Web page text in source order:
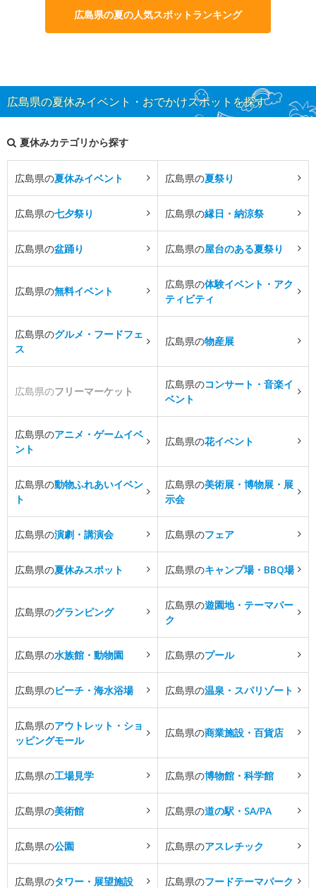
広島県の夏の人気スポットランキング
広島県の夏休みイベント・おでかけスポットを探す
夏休みカテゴリから探す
広島県の夏休みイベント 広島県の夏祭り
広島県の七夕祭り 広島県の縁日・納涼祭
広島県の盆踊り 広島県の屋台のある夏祭り
広島県の無料イベント
広島県の体験イベント・アク
ティビティ
広島県のグルメ・フードフェ
ス
広島県の物産展
広島県のフリーマーケット
広島県のコンサート・音楽イ
ベント
広島県のアニメ・ゲームイベ
ント
広島県の花イベント
広島県の動物ふれあいイベン
ト
広島県の美術展・博物展・展
示会
広島県の演劇・講演会 広島県のフェア
広島県の夏休みスポット 広島県のキャンプ場・BBQ場
広島県のグランピング
広島県の遊園地・テーマパー
ク
広島県の水族館・動物園 広島県のプール
広島県のビーチ・海水浴場 広島県の温泉・スパリゾート
広島県のアウトレット・ショ
ッピングモール
広島県の商業施設・百貨店
広島県の工場見学 広島県の博物館・科学館
広島県の美術館 広島県の道の駅・SA/PA
広島県の公園 広島県のアスレチック
広島県のタワー・展望施設 広島県のフードテーマパーク